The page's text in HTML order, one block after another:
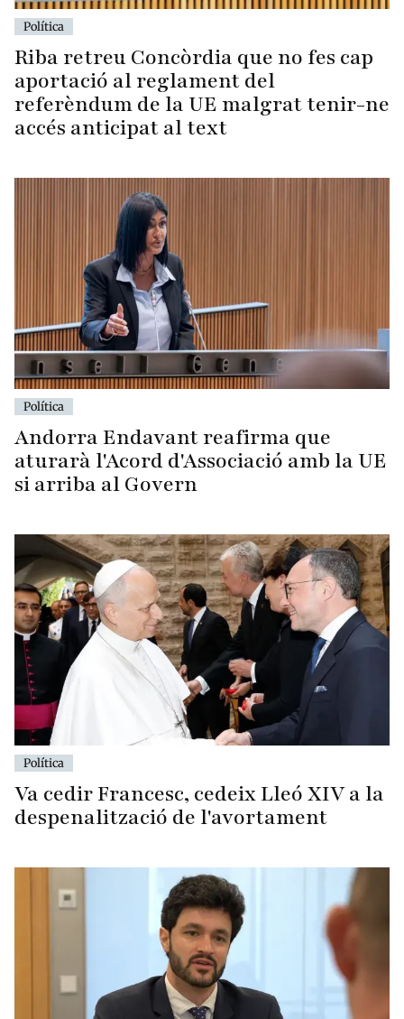
Política
Riba retreu Concòrdia que no fes cap
aportació al reglament del
referèndum de la UE malgrat tenir-ne
accés anticipat al text
Política
Andorra Endavant reafirma que
aturarà l'Acord d'Associació amb la UE
si arriba al Govern
Política
Va cedir Francesc, cedeix Lleó XIV a la
despenalització de l'avortament